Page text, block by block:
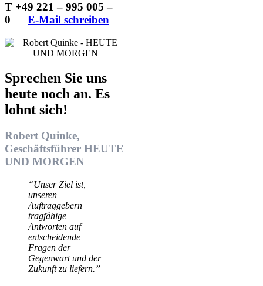
T +49 221 – 995 005 –
0
E-Mail schreiben
Sprechen Sie uns
heute noch an. Es
lohnt sich!
Robert Quinke,
Geschäftsführer HEUTE
UND MORGEN
“Unser Ziel ist,
unseren
Auftraggebern
tragfähige
Antworten auf
entscheidende
Fragen der
Gegenwart und der
Zukunft zu liefern.”